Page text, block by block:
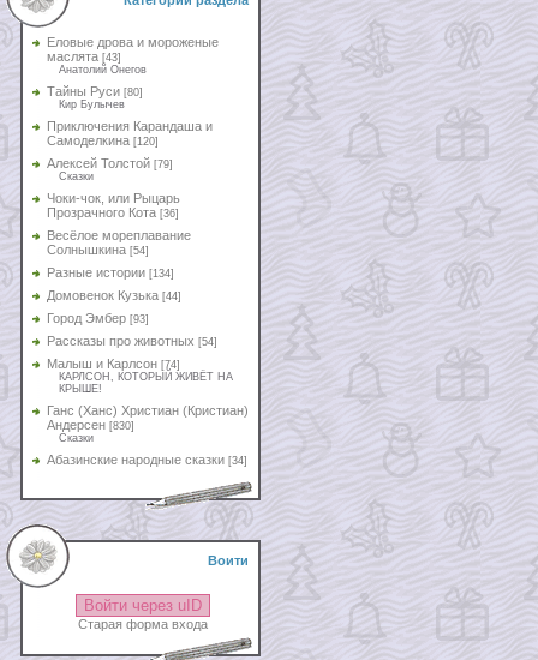
Еловые дрова и мороженые
маслята [43]
Анатолий Онегов
Тайны Руси [80]
Кир Булычев
Приключения Карандаша и
Самоделкина [120]
Алексей Толстой [79]
Сказки
Чоки-чок, или Рыцарь
Прозрачного Кота [36]
Весёлое мореплавание
Солнышкина [54]
Разные истории [134]
Домовенок Кузька [44]
Город Эмбер [93]
Рассказы про животных [54]
Малыш и Карлсон [74]
КАРЛСОН, КОТОРЫЙ ЖИВЁТ НА
КРЫШЕ!
Ганс (Ханс) Христиан (Кристиан)
Андерсен [830]
Сказки
Абазинские народные сказки [34]
Воити
Войти через uID
Старая форма входа